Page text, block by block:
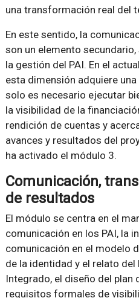
una transformación real del
En este sentido, la
son un elemento
la gestión del PAI. En el
esta dimensión adquiere
solo es necesario ejecutar
la visibilidad de la
rendición de cuentas y
avances y resultados del
ha activado el módulo 3.
Comunicación,
de resultados
El módulo se centra en el
comunicación en los PAI, la
comunicación en el modelo
de la identidad y el relato del
Integrado, el diseño del plan
requisitos formales de